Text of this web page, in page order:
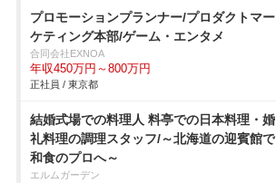
プロモーションプランナー/プロダクトマー
ケティング本部/ゲーム・エンタメ
合同会社EXNOA
年収450万円～800万円
正社員 / 東京都
結婚式場での料理人 料亭での日本料理・婚
礼料理の調理スタッフ/～北海道の迎賓館で
和食のプロへ～
エルムガーデン